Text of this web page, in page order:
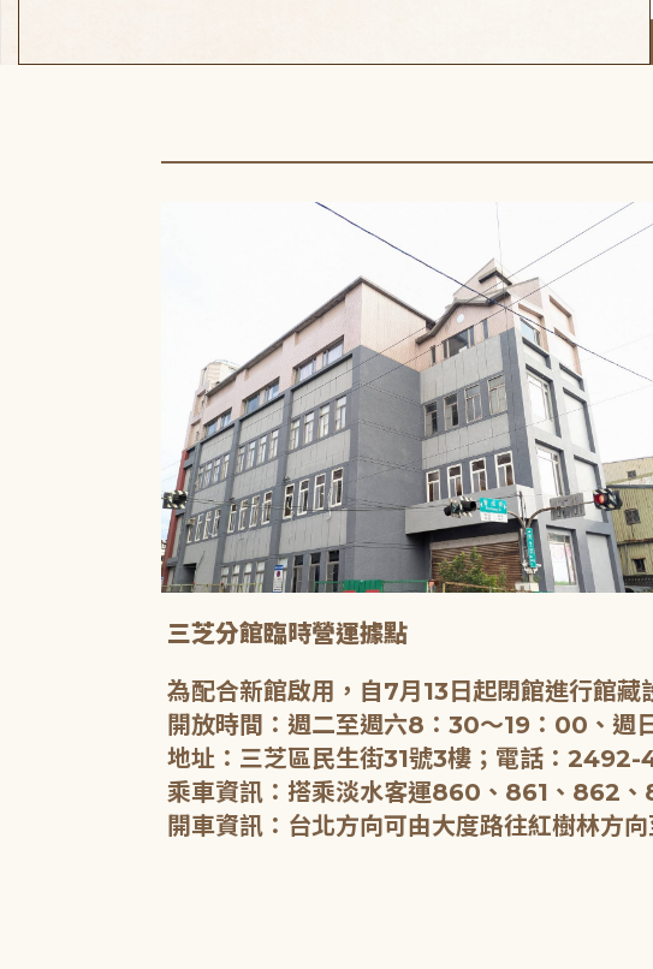
三芝分館臨時營運據點
為配合新館啟用，自7月13日起閉館進行館
開放時間：週二至週六8：30～19：00、週
地址：三芝區民生街31號3樓；電話：
乘車資訊：搭乘淡水客運860、861、862
開車資訊：台北方向可由大度路往紅樹林方向